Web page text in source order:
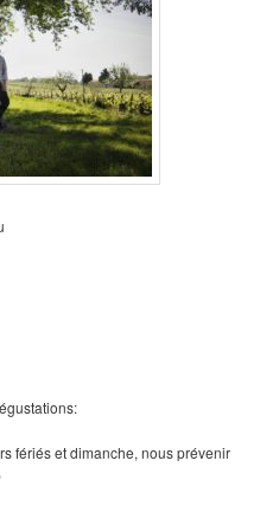
fériés et dimanche, nous prévenir